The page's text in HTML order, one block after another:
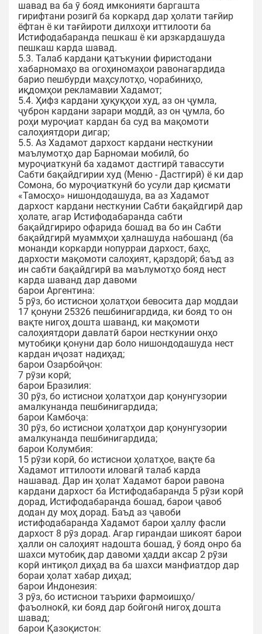
шавад ва ба ӯ бояд имконияти баргашта
гирифтани розигӣ ба коркард дар ҳолати тағйир
ёфтан ё ки тағйироти дилхоҳи иттилооти ба
Истифодабаранда пешкаш ё ки арзкардашуда
пешкаш карда шавад.
5.3. Талаб кардани қатъкунии фиристодани
хабарномаҳо ва огоҳиномаҳои равонагардида
барио пешбурди маҳсулотҳо, чорабиниҳо,
иқдомҳои рекламавии Хадамот;
5.4. Ҳифз кардани ҳуқуқҳои худ, аз он ҷумла,
ҷуброн кардани зарари моддӣ, аз он ҷумла, бо
роҳи муроҷиат кардан ба суд ва мақомоти
салоҳиятдори дигар;
5.5. Аз Хадамот дархост кардани несткунии
маълумотҳо дар Барномаи мобилӣ, бо
муроҷиаткунӣ ба хадамот дастгирӣ тавассути
Сабти бақайдгирии худ (Меню - Дастгирӣ) ё ки дар
Сомона, бо муроҷиаткунӣ бо усули дар қисмати
«Тамосҳо» нишондодашуда, ва аз Хадамот
дархост кардани несткунии Сабти бақайдгирӣ дар
ҳолате, агар Истифодабаранда сабти
бақайдгириро офарида бошад ва бо ин Сабти
бақайдгирӣ муаммҳои ҳалнашуда набошанд (ба
монанди коркарди нопурраи дархост, баҳс,
дархости мақомоти салоҳият, қарздорӣ; баъд аз
ин сабти бақайдгирӣ ва маълумотҳо бояд нест
карда шаванд дар давоми
барои Аргентина:
5 рӯз, бо истиснои ҳолатҳои бевосита дар моддаи
17 қонуни 25326 пешбинигардида, ки бояд то он
вақте нигоҳ дошта шаванд, ки мақомоти
салоҳиятдори давлатӣ барои несткунии онҳо
мутобиқи қонуни дар боло нишондодашуда нест
кардан иҷозат надиҳад;
барои Озарбойҷон:
7 рӯзи корӣ;
барои Бразилия:
30 рӯз, бо истиснои ҳолатҳои дар қонунгузории
амалкунанда пешбинигардида;
барои Камбоҷа:
30 рӯз, бо истиснои ҳолатҳои дар қонунгузории
амалкунанда пешбинигардида;
барои Колумбия:
15 рӯзи корӣ, бо истиснои ҳолатҳое, вақте ба
Хадамот иттилооти иловагӣ талаб карда
нашавад. Дар ин ҳолат Хадамот барои равона
кардани дархост ба Истифодабаранда 5 рӯзи корӣ
дорад, Истифодабаранда бошад, барои ҷавоб
додан ду моҳ дорад. Баъд аз ҷавоби
истифодабаранда Хадамот барои ҳаллу фасли
дархост 8 рӯз дорад. Агар гирандаи шикоят барои
ҳалли он салоҳият надошта бошад, ӯ бояд онро ба
шахси мутобиқ дар давоми ҳадди аксар 2 рӯзи
корӣ интиқол диҳад ва ба шахси манфиатдор дар
бораи ҳолат хабар диҳад;
барои Индонезия:
3 рӯз, бо истиснои таърихи фармоишҳо/
фаъолнокӣ, ки бояд дар бойгонӣ нигоҳ дошта
шавад;
барои Қазоқистон: